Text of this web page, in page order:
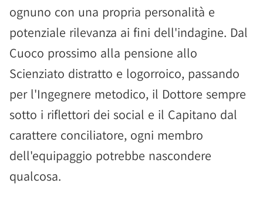
ognuno con una propria personalità e
potenziale rilevanza ai fini dell'indagine. Dal
Cuoco prossimo alla pensione allo
Scienziato distratto e logorroico, passando
per l'Ingegnere metodico, il Dottore sempre
sotto i riflettori dei social e il Capitano dal
carattere conciliatore, ogni membro
dell'equipaggio potrebbe nascondere
qualcosa.